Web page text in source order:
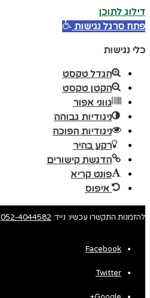
דילוג לתוכן
פתח סרגל נגישות
כלי נגישות
הגדל טקסט
הקטן טקסט
גווני אפור
ניגודיות גבוהה
ניגודיות הפוכה
רקע בהיר
הדגשת קישורים
פונט קריא
איפוס
להזמנות התקשרו עכשיו: נייד: 052-4044582
Facebook
Twitter